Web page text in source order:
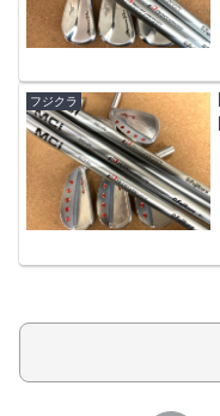
フジクラ